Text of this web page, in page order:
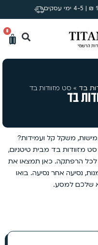
0
בד » סט מזוודות בדבד
משקל קל ועמידות?
מזוודות בד מבית טיטניום,
לכל הרפתקה. כאן תמצאו את
נסיעה אחר נסיעה. בואו
שלכם למסע.